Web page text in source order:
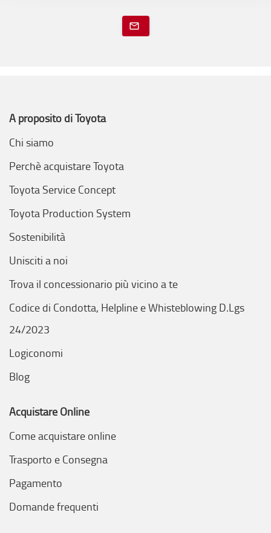
consenso. Potrai comunque modificare le tue scelte in
momento, accedendo al link presente nel footer.
A proposito di Toyota
Chi siamo
Perchè acquistare Toyota
Toyota Service Concept
Toyota Production System
Sostenibilità
Unisciti a noi
Trova il concessionario più vicino a te
Codice di Condotta, Helpline e Whisteblowing D.Lgs
24/2023
Logiconomi
Blog
Acquistare Online
Come acquistare online
Trasporto e Consegna
Pagamento
Domande frequenti